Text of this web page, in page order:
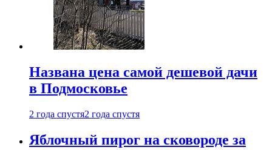
Названа цена самой дешевой дачи
в Подмосковье
2 года спустя2 года спустя
Яблочный пирог на сковороде за